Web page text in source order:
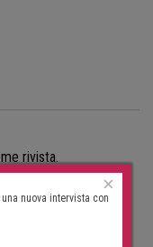
rivista.
×
nuova intervista con